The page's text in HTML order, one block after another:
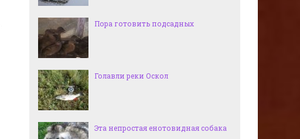
Пора готовить подсадных
Голавли реки Оскол
Эта непростая енотовидная собака